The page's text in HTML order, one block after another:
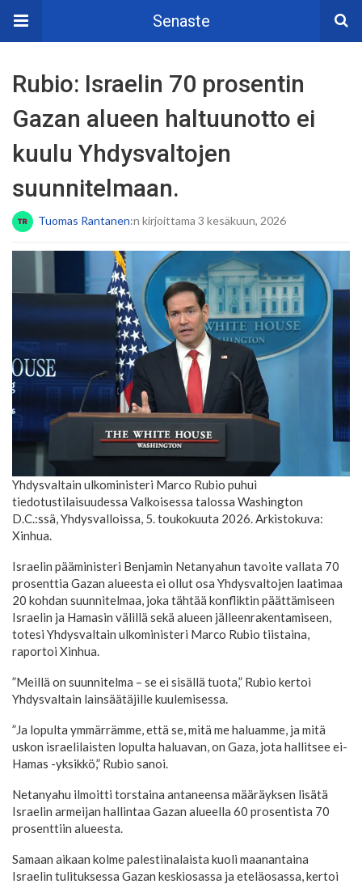
Senaste
Rubio: Israelin 70 prosentin
Gazan alueen haltuunotto ei
kuulu Yhdysvaltojen
suunnitelmaan.
Tuomas Rantanen:n kirjoittama 3 kesäkuun, 2026
Yhdysvaltain ulkoministeri Marco Rubio puhui
tiedotustilaisuudessa Valkoisessa talossa Washington
D.C.:ssä, Yhdysvalloissa, 5. toukokuuta 2026. Arkistokuva:
Xinhua.
Israelin pääministeri Benjamin Netanyahun tavoite vallata 70
prosenttia Gazan alueesta ei ollut osa Yhdysvaltojen laatimaa
20 kohdan suunnitelmaa, joka tähtää konfliktin päättämiseen
Israelin ja Hamasin välillä sekä alueen jälleenrakentamiseen,
totesi Yhdysvaltain ulkoministeri Marco Rubio tiistaina,
raportoi Xinhua.
”Meillä on suunnitelma – se ei sisällä tuota,” Rubio kertoi
Yhdysvaltain lainsäätäjille kuulemisessa.
”Ja lopulta ymmärrämme, että se, mitä me haluamme, ja mitä
uskon israelilaisten lopulta haluavan, on Gaza, jota hallitsee ei-
Hamas -yksikkö,” Rubio sanoi.
Netanyahu ilmoitti torstaina antaneensa määräyksen lisätä
Israelin armeijan hallintaa Gazan alueella 60 prosentista 70
prosenttiin alueesta.
Samaan aikaan kolme palestiinalaista kuoli maanantaina
Israelin tulituksessa Gazan keskiosassa ja eteläosassa, kertoi